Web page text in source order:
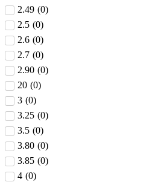
2.49 (0)
2.5 (0)
2.6 (0)
2.7 (0)
2.90 (0)
20 (0)
3 (0)
3.25 (0)
3.5 (0)
3.80 (0)
3.85 (0)
4 (0)